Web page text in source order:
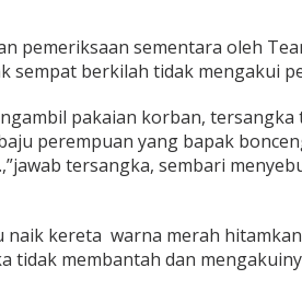
pemeriksaan sementara oleh
sempat berkilah tidak mengakui
pakaian korban, tersangka
perempuan yang bapak
tersangka, sembari
naik kereta warna merah
tidak membantah dan